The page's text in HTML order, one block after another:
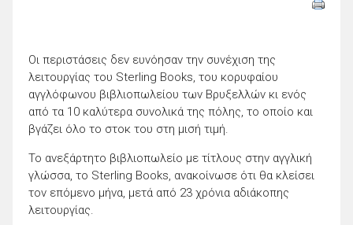
Οι περιστάσεις δεν ευνόησαν την συνέχιση της
λειτουργίας του Sterling Books, του κορυφαίου
αγγλόφωνου βιβλιοπωλείου των Βρυξελλών κι ενός
από τα 10 καλύτερα συνολικά της πόλης, το οποίο και
βγάζει όλο το στοκ του στη μισή τιμή.
Το ανεξάρτητο βιβλιοπωλείο με τίτλους στην αγγλική
γλώσσα, το Sterling Books, ανακοίνωσε ότι θα κλείσει
τον επόμενο μήνα, μετά από 23 χρόνια αδιάκοπης
λειτουργίας.